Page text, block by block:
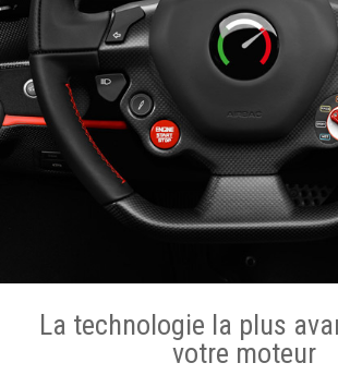
La technologie la plus
votre moteur